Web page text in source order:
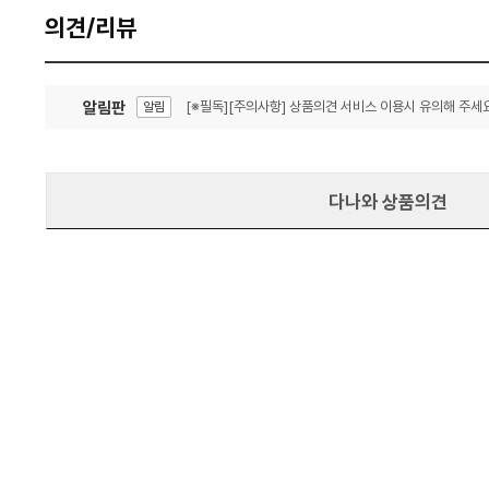
의견/리뷰
알림판 알림 [※필독][주의사항] 상품의견 서비스 이용시 유의해 주세
다나와 상품의견